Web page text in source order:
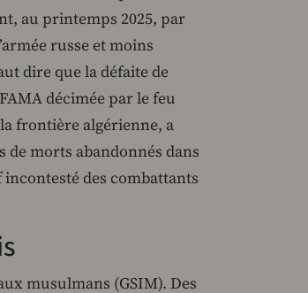
au printemps 2025, par
russe et moins
dire que la défaite de
décimée par le feu
frontière algérienne, a
de morts abandonnés dans
des combattants
musulmans (GSIM). Des